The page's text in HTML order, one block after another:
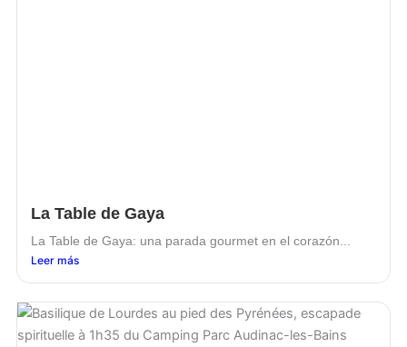
La Table de Gaya
La Table de Gaya: una parada gourmet en el corazón...
Leer más